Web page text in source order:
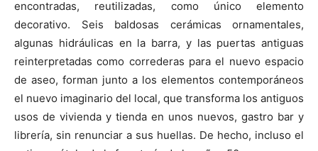
encontradas, reutilizadas, como único elemento
decorativo. Seis baldosas cerámicas ornamentales,
algunas hidráulicas en la barra, y las puertas antiguas
reinterpretadas como correderas para el nuevo espacio
de aseo, forman junto a los elementos contemporáneos
el nuevo imaginario del local, que transforma los antiguos
usos de vivienda y tienda en unos nuevos, gastro bar y
librería, sin renunciar a sus huellas. De hecho, incluso el